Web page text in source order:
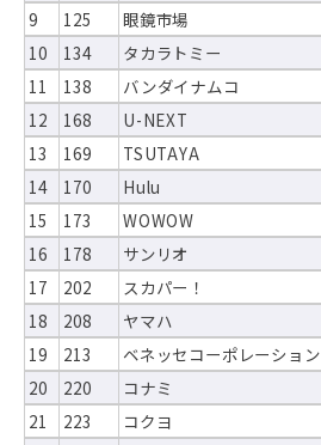
9
125 眼鏡市場
10
134 タカラトミー
11
138 バンダイナムコ
12
168 U-NEXT
13
169 TSUTAYA
14
170 Hulu
15
173 WOWOW
16
178 サンリオ
17
202 スカパー！
18
208 ヤマハ
19
213 ベネッセコーポレーション
20
220 コナミ
21
223 コクヨ